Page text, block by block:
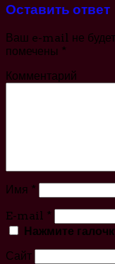
Оставить ответ
Ваш e-mail не
помечены *
Комментарий
Имя *
E-mail *
Нажмите
Сайт